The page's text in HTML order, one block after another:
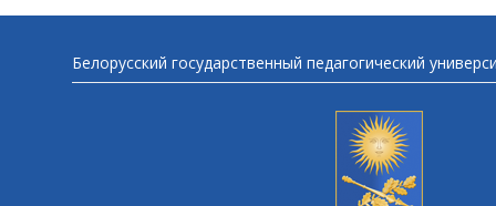
Белорусский государственный педагогический